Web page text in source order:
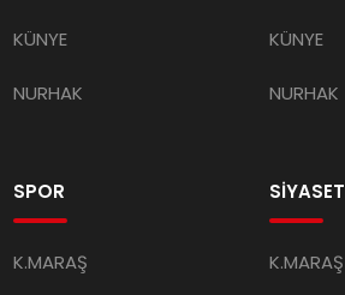
KÜNYE
NURHAK
KÜNYE
NURHAK
SPOR
K.MARAŞ
SİYASET
K.MARAŞ